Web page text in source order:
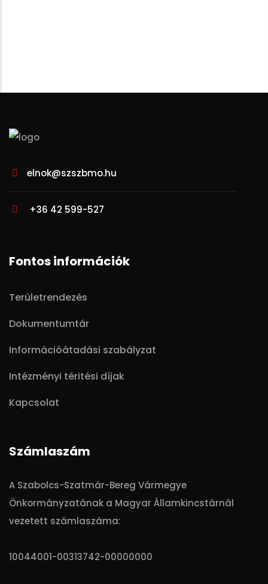
elnok@szszbmo.hu
+36 42 599-527
Fontos információk
Területrendezés
Dokumentumtár
Információátadási szabályzat
Intézményi téritési díjak
Kapcsolat
Számlaszám
A Szabolcs-Szatmár-Bereg Vármegye
Önkormányzatának a Magyar Államkincstárnál
vezetett számlaszáma:
10044001-00313742-00000000